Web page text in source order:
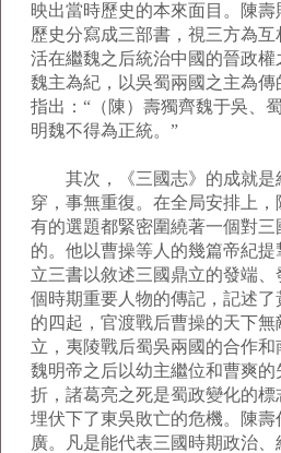
映出當時歷史的本來面目。陳
歷史分寫成三部書，視三方為
活在繼魏之后統治中國的晉政
魏主為紀，以吳蜀兩國之主為
指出：“（陳）壽獨齊魏于吳、
明魏不得為正統。”
其次，《三國志》的成就是
穿，事無重復。在全局安排上
有的選題都緊密圍繞著一個對
的。他以曹操等人的幾篇帝紀
立三書以敘述三國鼎立的發端
個時期重要人物的傳記，記述
的四起，官渡戰后曹操的天下
立，夷陵戰后蜀吳兩國的合作
魏明帝之后以幼主繼位和曹爽
折，諸葛亮之死是蜀政變化的
埋伏下了東吳敗亡的危機。陳
廣。凡是能代表三國時期政治